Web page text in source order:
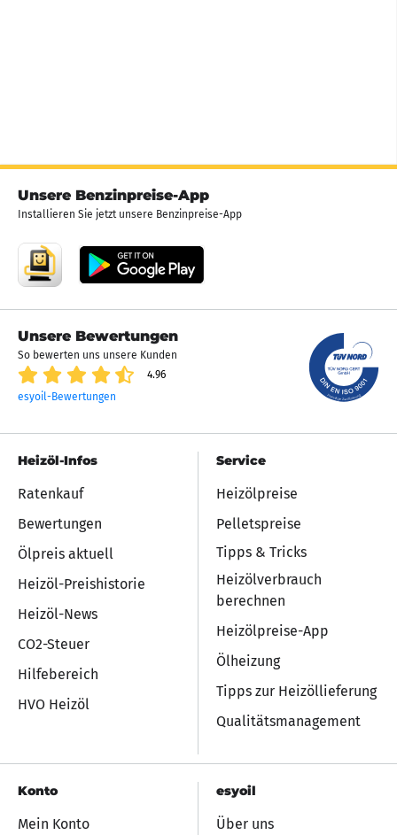
Unsere Benzinpreise-App
Installieren Sie jetzt unsere Benzinpreise-App
Unsere Bewertungen
So bewerten uns unsere Kunden
4.96
esyoil-Bewertungen
Heizöl-Infos
Ratenkauf
Bewertungen
Ölpreis aktuell
Heizöl-Preishistorie
Heizöl-News
CO2-Steuer
Hilfebereich
HVO Heizöl
Service
Heizölpreise
Pelletspreise
Tipps & Tricks
Heizölverbrauch
berechnen
Heizölpreise-App
Ölheizung
Tipps zur Heizöllieferung
Qualitätsmanagement
Konto
Mein Konto
esyoil
Über uns